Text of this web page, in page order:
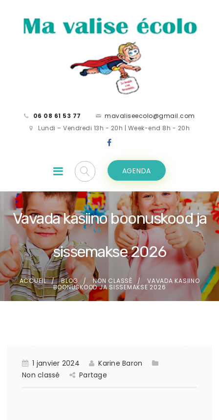
06 08 61 53 77
mavaliseecolo@gmail.com
Lundi – Vendredi 13h - 20h | Week-end 8h - 20h
AGENDA
Vavada kasiino boonuskood ja
sissemakse 2026
ACCUEIL BLOG NON CLASSÉ VAVADA KASIINO
BOONUSKOOD JA SISSEMAKSE 2026
1 janvier 2024
Karine Baron
Non classé
Partage